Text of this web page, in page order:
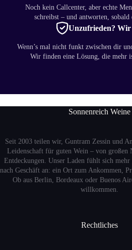
Noch kein Callcenter, aber echte
schreibst – und antworten, sobald
Unzufrieden? Wir
Wenn’s mal nicht funkt zwischen dir
Wir finden eine Lösung, die mehr
Sonnenreich Weine
Seit 2003 teilen wir, Guntram Zessin und
Leidenschaft für guten Wein – von großen
Entdeckungen. Unser Laden fühlt sich
nach Geschäft an: ein Ort zum Ankommen,
Ob aus Berlin, Bordeaux oder Buenos
willkommen.
Rechtliches